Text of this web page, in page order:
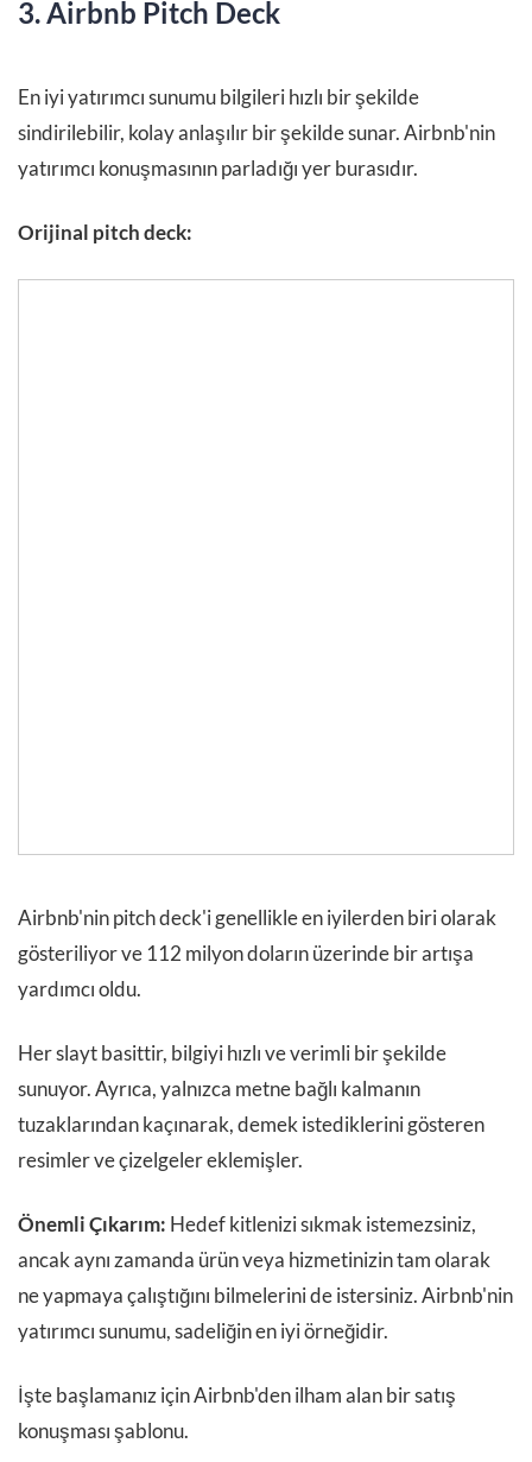
3. Airbnb Pitch Deck
En iyi yatırımcı sunumu bilgileri hızlı bir şekilde
sindirilebilir, kolay anlaşılır bir şekilde sunar. Airbnb'nin
yatırımcı konuşmasının parladığı yer burasıdır.
Orijinal pitch deck:
Airbnb'nin pitch deck'i genellikle en iyilerden biri olarak
gösteriliyor ve 112 milyon doların üzerinde bir artışa
yardımcı oldu.
Her slayt basittir, bilgiyi hızlı ve verimli bir şekilde
sunuyor. Ayrıca, yalnızca metne bağlı kalmanın
tuzaklarından kaçınarak, demek istediklerini gösteren
resimler ve çizelgeler eklemişler.
Önemli Çıkarım: Hedef kitlenizi sıkmak istemezsiniz,
ancak aynı zamanda ürün veya hizmetinizin tam olarak
ne yapmaya çalıştığını bilmelerini de istersiniz. Airbnb'nin
yatırımcı sunumu, sadeliğin en iyi örneğidir.
İşte başlamanız için Airbnb'den ilham alan bir satış
konuşması şablonu.